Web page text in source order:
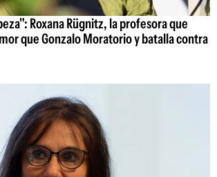
Roxana Rügnitz, la profesora que
que Gonzalo Moratorio y batalla contra